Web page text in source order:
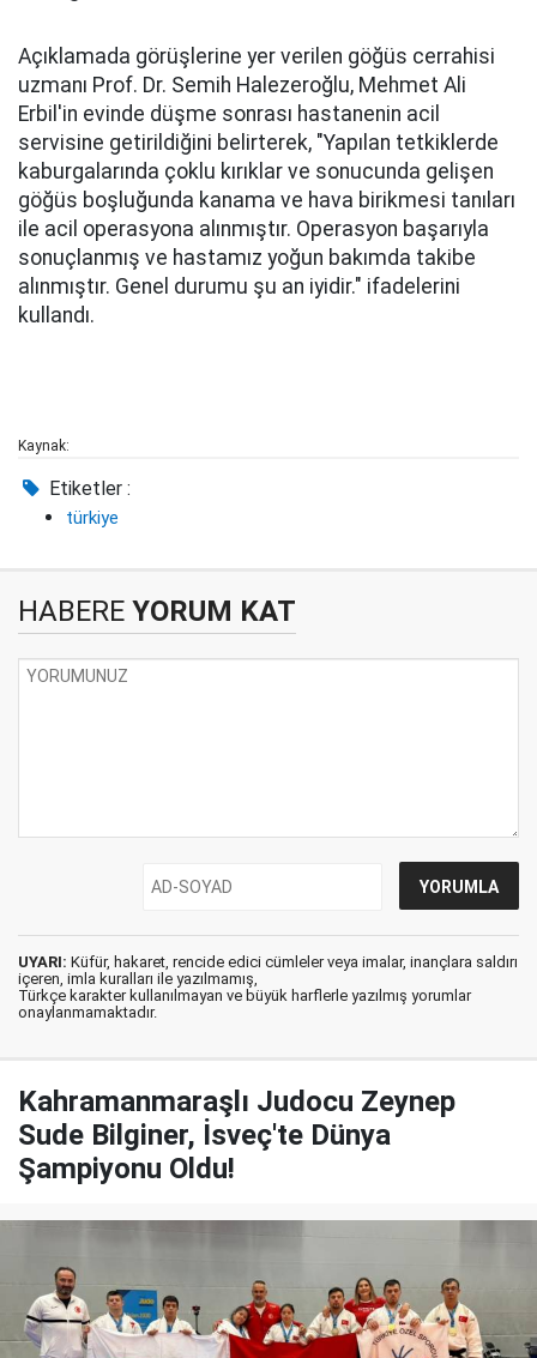
Açıklamada görüşlerine yer verilen göğüs cerrahisi
uzmanı Prof. Dr. Semih Halezeroğlu, Mehmet Ali
Erbil'in evinde düşme sonrası hastanenin acil
servisine getirildiğini belirterek, "Yapılan tetkiklerde
kaburgalarında çoklu kırıklar ve sonucunda gelişen
göğüs boşluğunda kanama ve hava birikmesi tanıları
ile acil operasyona alınmıştır. Operasyon başarıyla
sonuçlanmış ve hastamız yoğun bakımda takibe
alınmıştır. Genel durumu şu an iyidir." ifadelerini
kullandı.
Kaynak:
Etiketler :
türkiye
HABERE YORUM KAT
UYARI: Küfür, hakaret, rencide edici cümleler veya imalar, inançlara saldırı
içeren, imla kuralları ile yazılmamış,
Türkçe karakter kullanılmayan ve büyük harflerle yazılmış yorumlar
onaylanmamaktadır.
Kahramanmaraşlı Judocu Zeynep
Sude Bilginer, İsveç'te Dünya
Şampiyonu Oldu!